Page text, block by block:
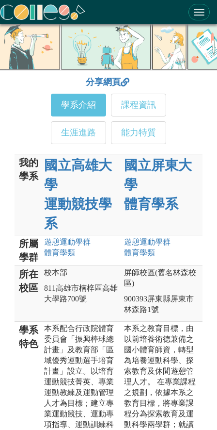
ColleGo! 大學選才與高中育才輔助系統
分享網頁
學系介紹 課程資訊
生涯進路 能力特質
我的
學系
國立高雄大
學
運動競技學
系
國立屏東大
學
體育學系
所屬
學群
遊憩運動學群
體育學類
遊憩運動學群
體育學類
所在
校區
校本部
811高雄市楠梓區高雄
大學路700號
屏師校區(舊名林森校
區)
900393屏東縣屏東市
林森路1號
學系
特色
本系配合行政院體育
委員會「振興棒球總
計畫」及教育部「區
域優秀運動選手培育
計畫」設立。以培育
運動競技菁英、專業
運動教練及運動管理
人才為目標；建立專
業運動競技、運動專
項指導、運動訓練科
本系之教育目標，由
以前培養術德兼備之
國小體育師資，轉型
為培養運動科學、探
索教育及休閒遊憩管
理人才。 在專業課程
之規劃，依據本系之
教育目標，將專業課
程分為探索教育及運
動科學兩學群；就讀